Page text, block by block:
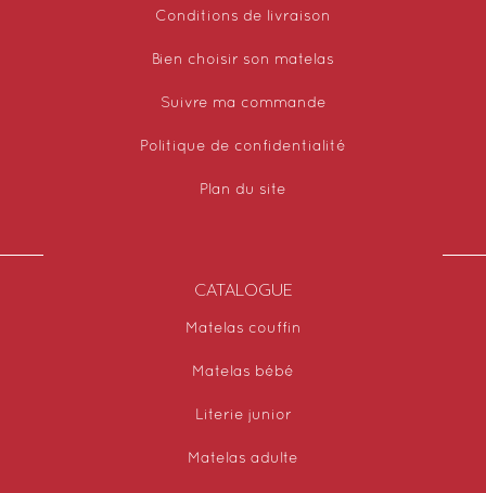
Conditions de livraison
Bien choisir son matelas
Suivre ma commande
Politique de confidentialité
Plan du site
CATALOGUE
Matelas couffin
Matelas bébé
Literie junior
Matelas adulte